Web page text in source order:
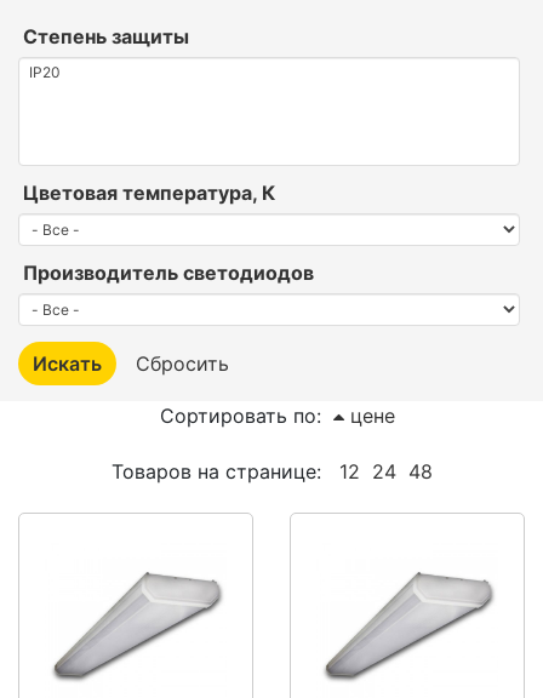
Степень защиты
Цветовая температура, К
Производитель светодиодов
Сортировать по: цене
Товаров на странице: 12 24 48